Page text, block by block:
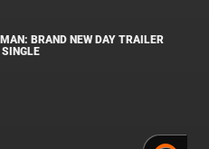
BRAND NEW DAY TRAILER